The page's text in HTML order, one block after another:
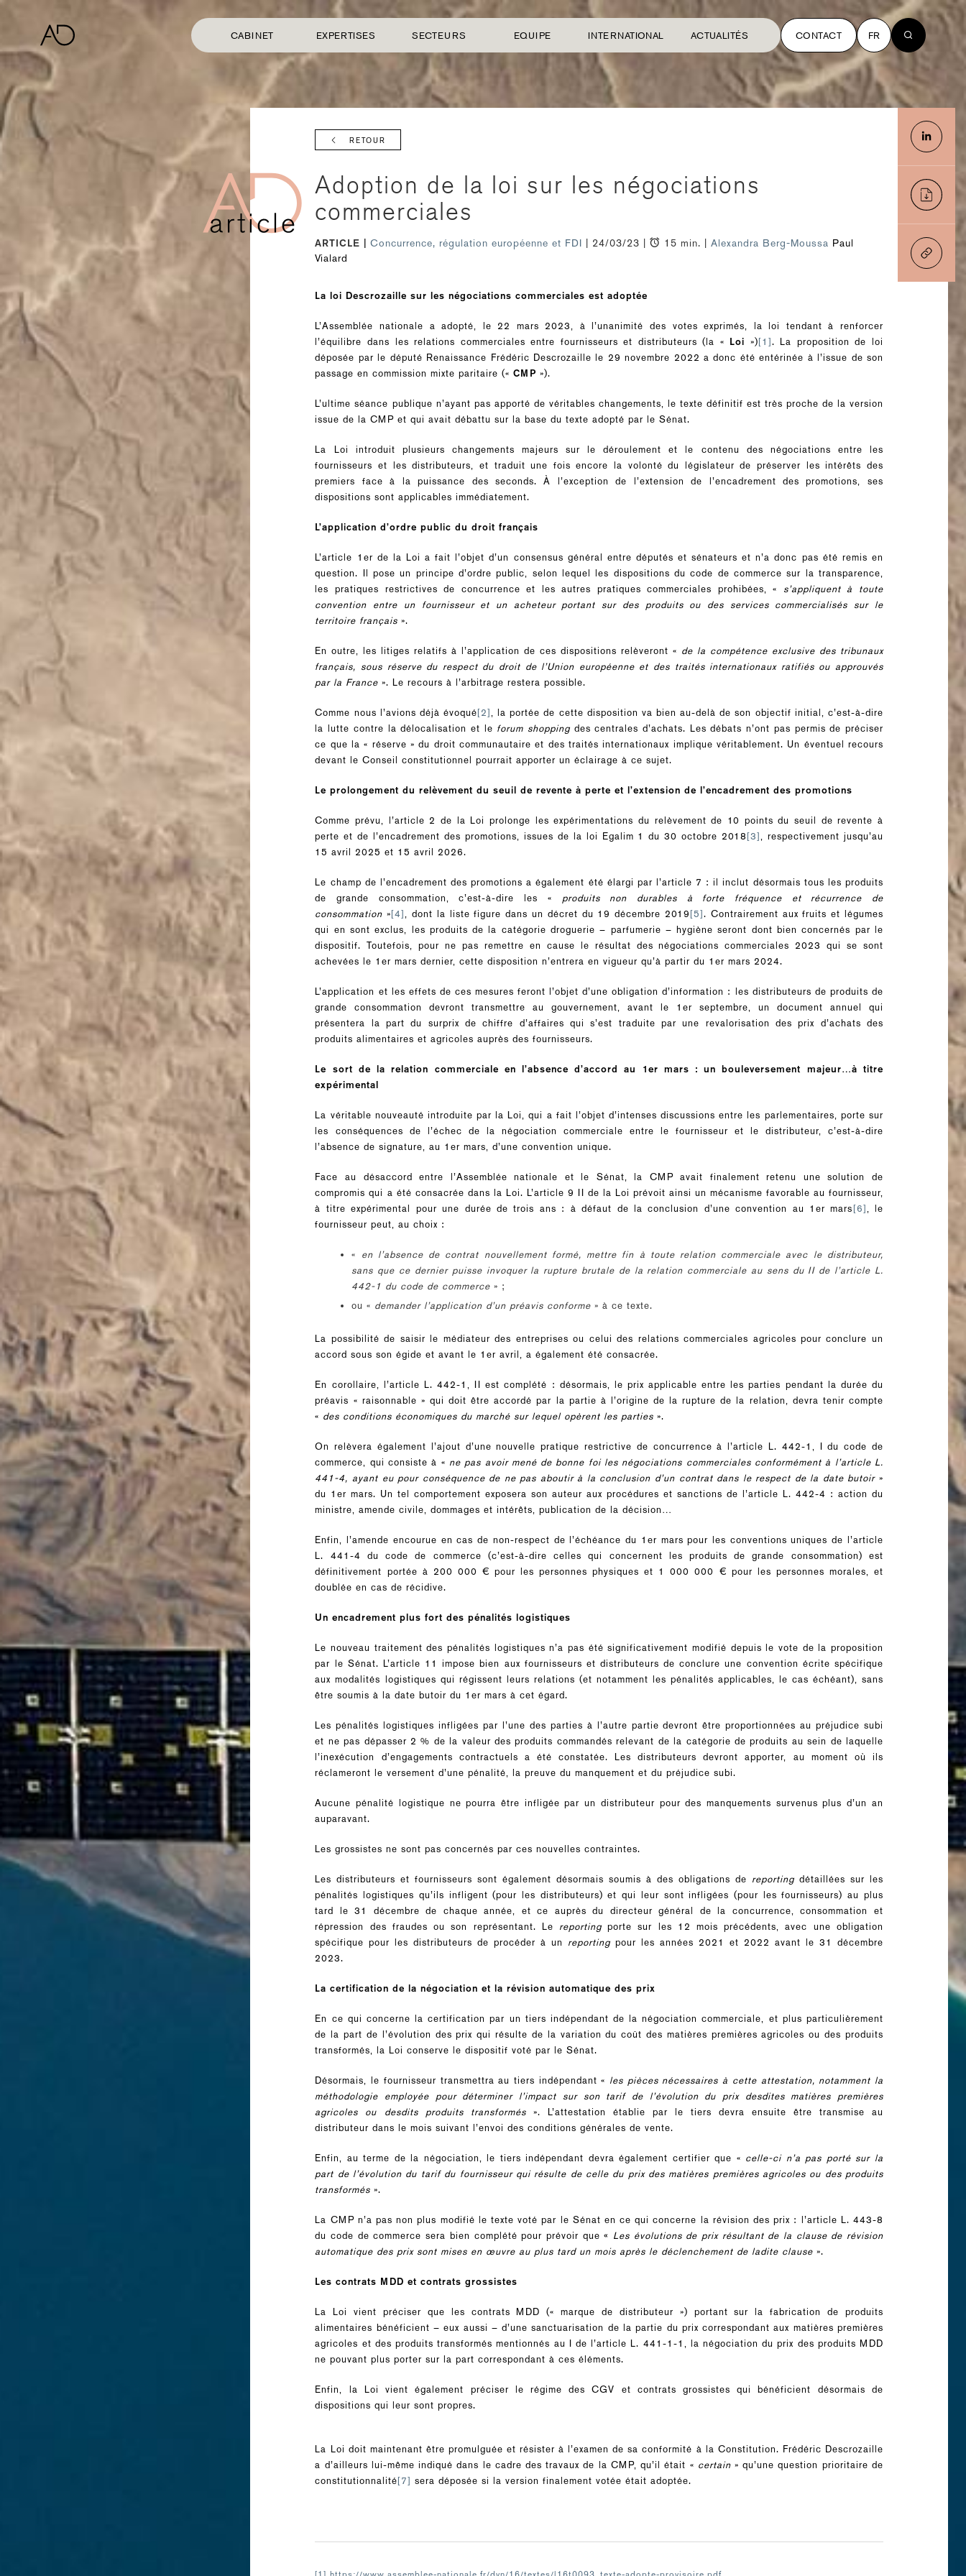
CABINET EXPERTISES SECTEURS EQUIPE INTERNATIONAL ACTUALITÉS CONTACT FR
RETOUR
Adoption de la loi sur les négociations
commerciales
ARTICLE Concurrence, régulation européenne et FDI | 24/03/23 | 15 min. |Alexandra Berg-Moussa Paul
Vialard
La loi Descrozaille sur les négociations commerciales est adoptée
L’Assemblée nationale a adopté, le 22 mars 2023, à l’unanimité des votes exprimés, la loi tendant à renforcer
l’équilibre dans les relations commerciales entre fournisseurs et distributeurs (la « Loi »)[1]. La proposition de loi
déposée par le député Renaissance Frédéric Descrozaille le 29 novembre 2022 a donc été entérinée à l’issue de son
passage en commission mixte paritaire («CMP »).
L’ultime séance publique n’ayant pas apporté de véritables changements, le texte définitif est très proche de la version
issue de la CMP et qui avait débattu sur la base du texte adopté par le Sénat.
La Loi introduit plusieurs changements majeurs sur le déroulement et le contenu des négociations entre les
fournisseurs et les distributeurs, et traduit une fois encore la volonté du législateur de préserver les intérêts des
premiers face à la puissance des seconds. À l’exception de l’extension de l’encadrement des promotions, ses
dispositions sont applicables immédiatement.
L’application d’ordre public du droit français
L’article 1er de la Loi a fait l’objet d’un consensus général entre députés et sénateurs et n’a donc pas été remis en
question. Il pose un principe d’ordre public, selon lequel les dispositions du code de commerce sur la transparence,
les pratiques restrictives de concurrence et les autres pratiques commerciales prohibées, « s’appliquent à toute
convention entre un fournisseur et un acheteur portant sur des produits ou des services commercialisés sur le
territoire français ».
En outre, les litiges relatifs à l’application de ces dispositions relèveront « de la compétence exclusive des tribunaux
français, sous réserve du respect du droit de l’Union européenne et des traités internationaux ratifiés ou approuvés
par la France ». Le recours à l’arbitrage restera possible.
Comme nous l’avions déjà évoqué[2]
, la portée de cette disposition va bien au-delà de son objectif initial, c’est-à-dire
la lutte contre la délocalisation et le forum shopping des centrales d’achats. Les débats n’ont pas permis de préciser
ce que la « réserve » du droit communautaire et des traités internationaux implique véritablement. Un éventuel recours
devant le Conseil constitutionnel pourrait apporter un éclairage à ce sujet.
Le prolongement du relèvement du seuil de revente à perte et l’extension de l’encadrement des promotions
Comme prévu, l’article 2 de la Loi prolonge les expérimentations du relèvement de 10 points du seuil de revente à
perte et de l’encadrement des promotions, issues de la loi Egalim 1 du 30 octobre 2018[3]
, respectivement jusqu’au
15 avril 2025 et 15 avril 2026.
Le champ de l’encadrement des promotions a également été élargi par l’article 7 : il inclut désormais tous les produits
de grande consommation, c’est-à-dire les « produits non durables à forte fréquence et récurrence de
consommation »[4] , dont la liste figure dans un décret du 19 décembre 2019[5]. Contrairement aux fruits et légumes
qui en sont exclus, les produits de la catégorie droguerie – parfumerie – hygiène seront dont bien concernés par le
dispositif. Toutefois, pour ne pas remettre en cause le résultat des négociations commerciales 2023 qui se sont
achevées le 1er mars dernier, cette disposition n’entrera en vigueur qu’à partir du 1er mars 2024.
L’application et les effets de ces mesures feront l’objet d’une obligation d’information : les distributeurs de produits de
grande consommation devront transmettre au gouvernement, avant le 1er septembre, un document annuel qui
présentera la part du surprix de chiffre d’affaires qui s’est traduite par une revalorisation des prix d’achats des
produits alimentaires et agricoles auprès des fournisseurs.
Le sort de la relation commerciale en l’absence d’accord au 1er mars : un bouleversement majeur…à titre
expérimental
La véritable nouveauté introduite par la Loi, qui a fait l’objet d’intenses discussions entre les parlementaires, porte sur
les conséquences de l’échec de la négociation commerciale entre le fournisseur et le distributeur, c’est-à-dire
l’absence de signature, au 1er mars, d’une convention unique.
Face au désaccord entre l’Assemblée nationale et le Sénat, la CMP avait finalement retenu une solution de
compromis qui a été consacrée dans la Loi. L’article 9 II de la Loi prévoit ainsi un mécanisme favorable au fournisseur,
à titre expérimental pour une durée de trois ans : à défaut de la conclusion d’une convention au 1er mars[6] , le
fournisseur peut, au choix :
« en l’absence de contrat nouvellement formé, mettre fin à toute relation commerciale avec le distributeur,
sans que ce dernier puisse invoquer la rupture brutale de la relation commerciale au sens du II de l’article L.
442-1 du code de commerce » ;
ou « demander l’application d’un préavis conforme » à ce texte.
La possibilité de saisir le médiateur des entreprises ou celui des relations commerciales agricoles pour conclure un
accord sous son égide et avant le 1er avril, a également été consacrée.
En corollaire, l’article L. 442-1, II est complété : désormais, le prix applicable entre les parties pendant la durée du
préavis « raisonnable » qui doit être accordé par la partie à l’origine de la rupture de la relation, devra tenir compte
« des conditions économiques du marché sur lequel opèrent les parties ».
On relèvera également l’ajout d’une nouvelle pratique restrictive de concurrence à l’article L. 442-1, I du code de
commerce, qui consiste à « ne pas avoir mené de bonne foi les négociations commerciales conformément à l’article L.
441-4, ayant eu pour conséquence de ne pas aboutir à la conclusion d’un contrat dans le respect de la date butoir»
du 1er mars. Un tel comportement exposera son auteur aux procédures et sanctions de l’article L. 442-4 : action du
ministre, amende civile, dommages et intérêts, publication de la décision…
Enfin, l’amende encourue en cas de non-respect de l’échéance du 1er mars pour les conventions uniques de l’article
L. 441-4 du code de commerce (c’est-à-dire celles qui concernent les produits de grande consommation) est
définitivement portée à 200 000 € pour les personnes physiques et 1 000 000 € pour les personnes morales, et
doublée en cas de récidive.
Un encadrement plus fort des pénalités logistiques
Le nouveau traitement des pénalités logistiques n’a pas été significativement modifié depuis le vote de la proposition
par le Sénat. L’article 11 impose bien aux fournisseurs et distributeurs de conclure une convention écrite spécifique
aux modalités logistiques qui régissent leurs relations (et notamment les pénalités applicables, le cas échéant), sans
être soumis à la date butoir du 1er mars à cet égard.
Les pénalités logistiques infligées par l’une des parties à l’autre partie devront être proportionnées au préjudice subi
et ne pas dépasser 2 % de la valeur des produits commandés relevant de la catégorie de produits au sein de laquelle
l’inexécution d’engagements contractuels a été constatée. Les distributeurs devront apporter, au moment où ils
réclameront le versement d’une pénalité, la preuve du manquement et du préjudice subi.
Aucune pénalité logistique ne pourra être infligée par un distributeur pour des manquements survenus plus d’un an
auparavant.
Les grossistes ne sont pas concernés par ces nouvelles contraintes.
Les distributeurs et fournisseurs sont également désormais soumis à des obligations de reporting détaillées sur les
pénalités logistiques qu’ils infligent (pour les distributeurs) et qui leur sont infligées (pour les fournisseurs) au plus
tard le 31 décembre de chaque année, et ce auprès du directeur général de la concurrence, consommation et
répression des fraudes ou son représentant. Le reportingporte sur les 12 mois précédents, avec une obligation
spécifique pour les distributeurs de procéder à un reporting pour les années 2021 et 2022 avant le 31 décembre
2023.
La certification de la négociation et la révision automatique des prix
En ce qui concerne la certification par un tiers indépendant de la négociation commerciale, et plus particulièrement
de la part de l’évolution des prix qui résulte de la variation du coût des matières premières agricoles ou des produits
transformés, la Loi conserve le dispositif voté par le Sénat.
Désormais, le fournisseur transmettra au tiers indépendant « les pièces nécessaires à cette attestation, notamment la
méthodologie employée pour déterminer l’impact sur son tarif de l’évolution du prix desdites matières premières
agricoles ou desdits produits transformés». L’attestation établie par le tiers devra ensuite être transmise au
distributeur dans le mois suivant l’envoi des conditions générales de vente.
Enfin, au terme de la négociation, le tiers indépendant devra également certifier que « celle-ci n’a pas porté sur la
part de l’évolution du tarif du fournisseur qui résulte de celle du prix des matières premières agricoles ou des produits
transformés ».
La CMP n’a pas non plus modifié le texte voté par le Sénat en ce qui concerne la révision des prix : l’article L. 443-8
du code de commerce sera bien complété pour prévoir que « Les évolutions de prix résultant de la clause de révision
automatique des prix sont mises en œuvre au plus tard un mois après le déclenchement de ladite clause ».
Les contrats MDD et contrats grossistes
La Loi vient préciser que les contrats MDD (« marque de distributeur ») portant sur la fabrication de produits
alimentaires bénéficient – eux aussi – d’une sanctuarisation de la partie du prix correspondant aux matières premières
agricoles et des produits transformés mentionnés au I de l’article L. 441-1-1, la négociation du prix des produits MDD
ne pouvant plus porter sur la part correspondant à ces éléments.
Enfin, la Loi vient également préciser le régime des CGV et contrats grossistes qui bénéficient désormais de
dispositions qui leur sont propres.
La Loi doit maintenant être promulguée et résister à l’examen de sa conformité à la Constitution. Frédéric Descrozaille
a d’ailleurs lui-même indiqué dans le cadre des travaux de la CMP, qu’il était « certain» qu’une question prioritaire de
constitutionnalité[7] sera déposée si la version finalement votée était adoptée.